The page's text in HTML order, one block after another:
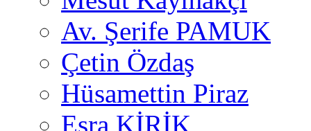
Av. Şerife PAMUK
Çetin Özdaş
Hüsamettin Piraz
Esra KİRİK